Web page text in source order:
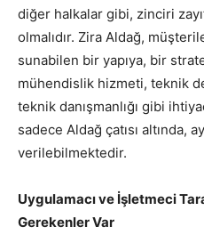
diğer halkalar gibi, zinciri
olmalıdır. Zira Aldağ,
sunabilen bir yapıya, bir
mühendislik hizmeti, teknik
teknik danışmanlığı gibi
sadece Aldağ çatısı altında,
verilebilmektedir.
Uygulamacı ve İşletmeci
Gerekenler Var